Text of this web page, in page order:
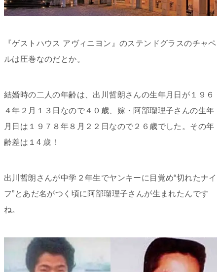
『ゲストハウス アヴィニヨン』のステンドグラスのチャペ
ルは圧巻なのだとか。
結婚時の二人の年齢は、出川哲朗さんの生年月日が１９６
４年２月１３日なので４０歳、嫁・阿部瑠理子さんの生年
月日は１９７８年８月２２日なので２６歳でした。その年
齢差は１4 歳！
出川哲朗さんが中学２年生でヤンキーに目覚め“切れたナイ
フ”とあだ名がつく頃に阿部瑠理子さんが生まれたんです
ね。